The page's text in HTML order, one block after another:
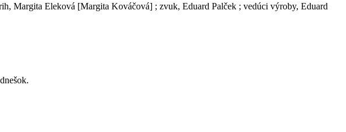
Margita Eleková [Margita Kováčová] ; zvuk, Eduard Palček ; vedúci výroby, Eduard